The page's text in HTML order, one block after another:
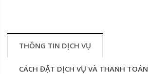
THÔNG TIN DỊCH VỤ
CÁCH ĐẶT DỊCH VỤ VÀ THANH TOÁN